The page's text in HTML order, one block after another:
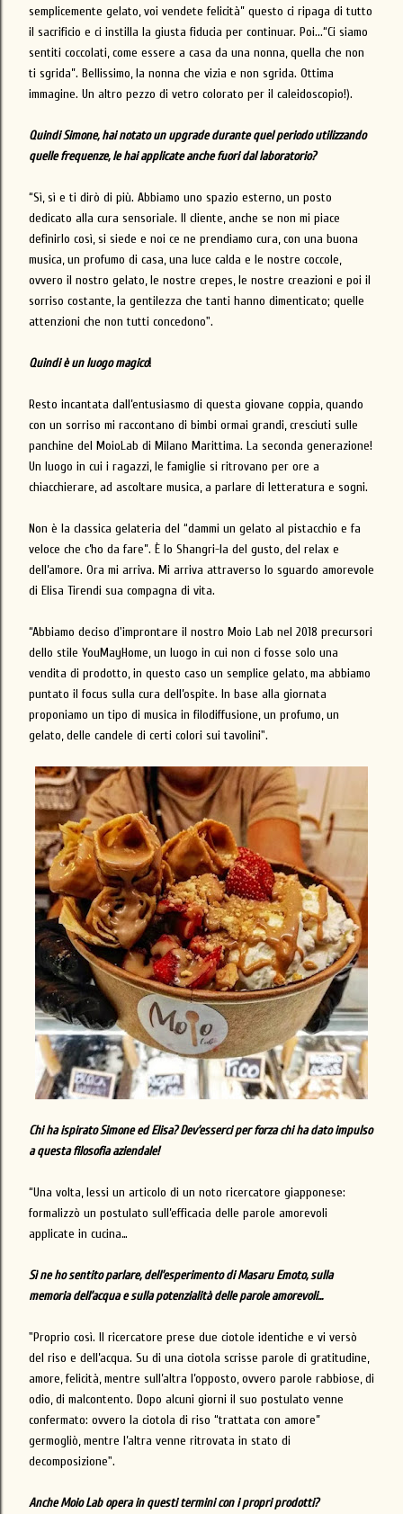
semplicemente gelato, voi vendete felicità” questo ci ripaga di tutto
il sacrificio e ci instilla la giusta fiducia per continuar. Poi...“Ci siamo
sentiti coccolati, come essere a casa da una nonna, quella che non
ti sgrida”. Bellissimo, la nonna che vizia e non sgrida. Ottima
immagine. Un altro pezzo di vetro colorato per il caleidoscopio!).
Quindi Simone, hai notato un upgrade durante quel periodo utilizzando
quelle frequenze, le hai applicate anche fuori dal laboratorio?
“Sì, sì e ti dirò di più. Abbiamo uno spazio esterno, un posto
dedicato alla cura sensoriale. Il cliente, anche se non mi piace
definirlo così, si siede e noi ce ne prendiamo cura, con una buona
musica, un profumo di casa, una luce calda e le nostre coccole,
ovvero il nostro gelato, le nostre crepes, le nostre creazioni e poi il
sorriso costante, la gentilezza che tanti hanno dimenticato; quelle
attenzioni che non tutti concedono".
Quindi è un luogo magico!
Resto incantata dall’entusiasmo di questa giovane coppia, quando
con un sorriso mi raccontano di bimbi ormai grandi, cresciuti sulle
panchine del MoioLab di Milano Marittima. La seconda generazione!
Un luogo in cui i ragazzi, le famiglie si ritrovano per ore a
chiacchierare, ad ascoltare musica, a parlare di letteratura e sogni.
Non è la classica gelateria del “dammi un gelato al pistacchio e fa
veloce che c’ho da fare”. È lo Shangri-la del gusto, del relax e
dell’amore. Ora mi arriva. Mi arriva attraverso lo sguardo amorevole
di Elisa Tirendi sua compagna di vita.
“Abbiamo deciso d'improntare il nostro Moio Lab nel 2018 precursori
dello stile YouMayHome, un luogo in cui non ci fosse solo una
vendita di prodotto, in questo caso un semplice gelato, ma abbiamo
puntato il focus sulla cura dell’ospite. In base alla giornata
proponiamo un tipo di musica in filodiffusione, un profumo, un
gelato, delle candele di certi colori sui tavolini".
Chi ha ispirato Simone ed Elisa? Dev’esserci per forza chi ha dato impulso
a questa filosofia aziendale!
“Una volta, lessi un articolo di un noto ricercatore giapponese:
formalizzò un postulato sull’efficacia delle parole amorevoli
applicate in cucina…
Sì ne ho sentito parlare, dell’esperimento di Masaru Emoto, sulla
memoria dell’acqua e sulla potenzialità delle parole amorevoli...
"Proprio così. Il ricercatore prese due ciotole identiche e vi versò
del riso e dell’acqua. Su di una ciotola scrisse parole di gratitudine,
amore, felicità, mentre sull’altra l’opposto, ovvero parole rabbiose, di
odio, di malcontento. Dopo alcuni giorni il suo postulato venne
confermato: ovvero la ciotola di riso “trattata con amore”
germogliò, mentre l’altra venne ritrovata in stato di
decomposizione".
Anche Moio Lab opera in questi termini con i propri prodotti?